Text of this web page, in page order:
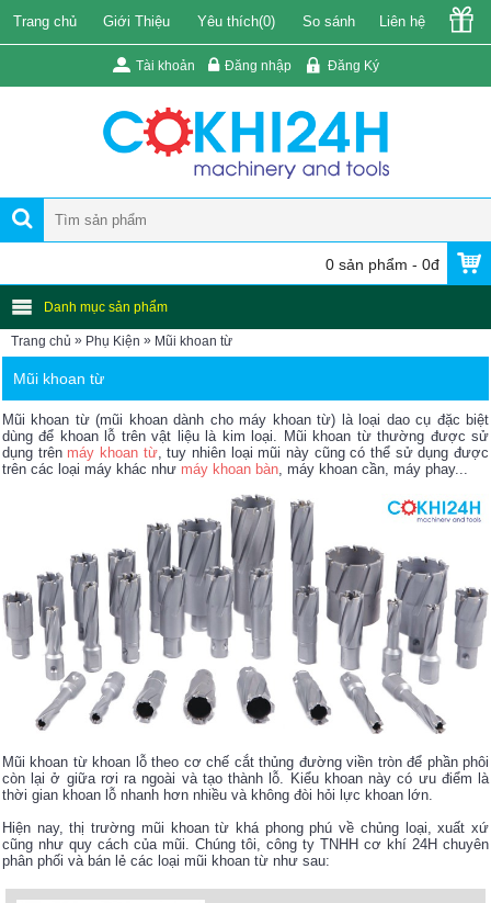
Trang chủ Giới Thiệu Yêu thích(0) So sánh Liên hệ
Tài khoản Đăng nhập Đăng Ký
0 sản phẩm - 0đ
Danh mục sản phẩm
Trang chủ » Phụ Kiện » Mũi khoan từ
Mũi khoan từ
Mũi khoan từ (mũi khoan dành cho máy khoan từ) là loại dao cụ đặc biệt
dùng để khoan lỗ trên vật liệu là kim loại. Mũi khoan từ thường được sử
dụng trên máy khoan từ, tuy nhiên loại mũi này cũng có thể sử dụng được
trên các loại máy khác như máy khoan bàn, máy khoan cần, máy phay...
Mũi khoan từ khoan lỗ theo cơ chế cắt thủng đường viền tròn để phần phôi
còn lại ở giữa rơi ra ngoài và tạo thành lỗ. Kiểu khoan này có ưu điểm là
thời gian khoan lỗ nhanh hơn nhiều và không đòi hỏi lực khoan lớn.
Hiện nay, thị trường mũi khoan từ khá phong phú về chủng loại, xuất xứ
cũng như quy cách của mũi. Chúng tôi, công ty TNHH cơ khí 24H chuyên
phân phối và bán lẻ các loại mũi khoan từ như sau: